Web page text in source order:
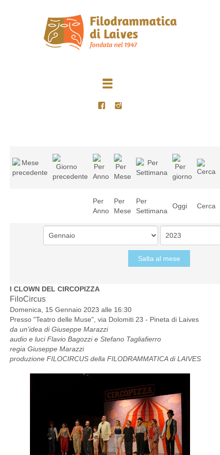
Per
Anno
Per
Mese
Per
Settimana
Oggi Cerca
Salta al mese
I CLOWN DEL CIRCOPIZZA
FiloCircus
Domenica, 15 Gennaio 2023 alle 16:30
Presso "Teatro delle Muse", via Dolomiti 23 - Pineta di Laives
da un'idea di Giuseppe Marazzi
audio e luci Flavio Bagozzi e Stefano Tagliafierro
regia Giuseppe Marazzi
produzione FILOCIRCUS della FILODRAMMATICA di LAIVES